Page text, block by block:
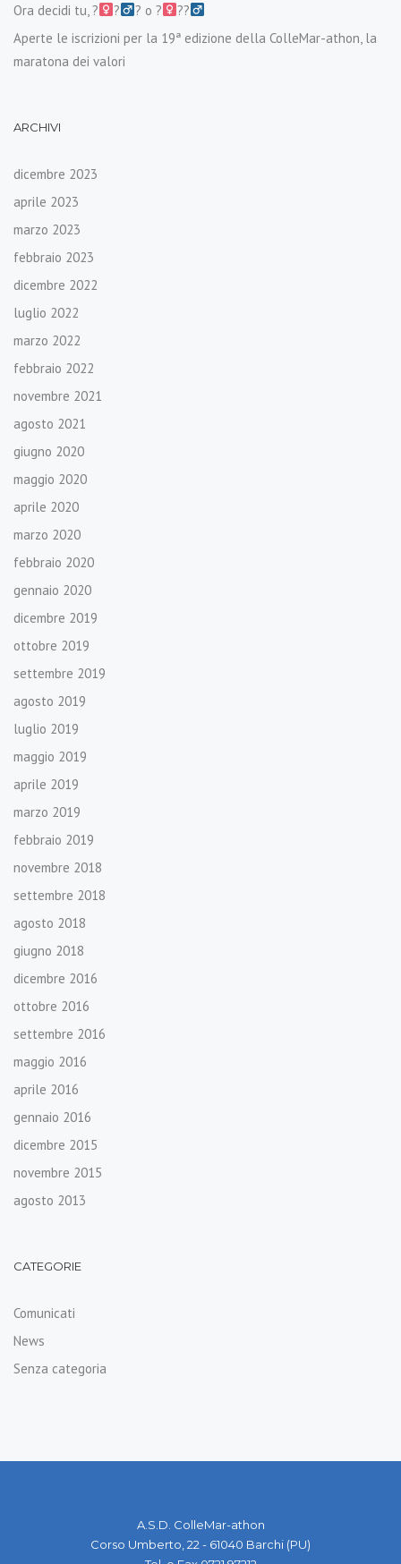
Ora decidi tu, ?‍
?‍ ? o ?‍
??‍
Aperte le iscrizioni per la 19ª edizione della ColleMar-athon, la
maratona dei valori
ARCHIVI
dicembre 2023
aprile 2023
marzo 2023
febbraio 2023
dicembre 2022
luglio 2022
marzo 2022
febbraio 2022
novembre 2021
agosto 2021
giugno 2020
maggio 2020
aprile 2020
marzo 2020
febbraio 2020
gennaio 2020
dicembre 2019
ottobre 2019
settembre 2019
agosto 2019
luglio 2019
maggio 2019
aprile 2019
marzo 2019
febbraio 2019
novembre 2018
settembre 2018
agosto 2018
giugno 2018
dicembre 2016
ottobre 2016
settembre 2016
maggio 2016
aprile 2016
gennaio 2016
dicembre 2015
novembre 2015
agosto 2013
CATEGORIE
Comunicati
News
Senza categoria
A.S.D. ColleMar-athon
Corso Umberto, 22 - 61040 Barchi (PU)